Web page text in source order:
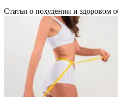
Статьи о похудении и здоровом